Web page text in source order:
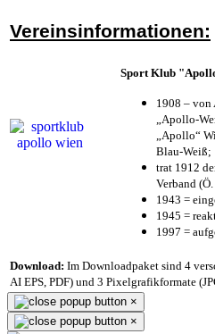
Vereinsinformationen:
Sport Klub
1908 – von
„Apollo-
„Apollo“
Blau-Weiß;
trat 1912
Verband (Ö.
1943 =
1945 =
1997 =
Download: Im Downloadpaket sind 4
AI EPS, PDF) und 3 Pixelgrafikformate
×
×